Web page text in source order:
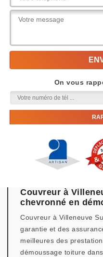
On vous
Couvreur à
chevronné en
Couvreur à Villeneuve
garantie et des
meilleures des
démoussage toiture